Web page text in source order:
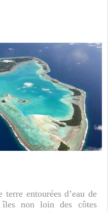
terre entourées d’eau de
non loin des côtes